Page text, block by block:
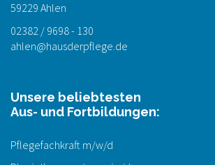
59229 Ahlen
02382 / 9698 - 130
ahlen@hausderpflege.de
Unsere beliebtesten
Aus- und Fortbildungen:
Pflegefachkraft m/w/d